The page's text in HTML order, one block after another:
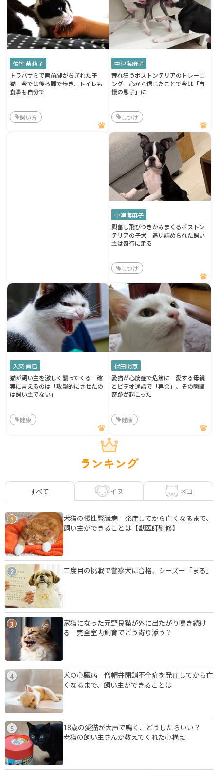
佐竹 茉莉子
トラバサミで両前脚がちぎれた子
猫 今では後ろ脚で歩き、トイレも
食事も自分で
飼い方
中津海麻子
荒れ狂うボストンテリアのトレーニ
ング 心から信じたことで今は「自
慢の息子」に
しつけ
中津海麻子
興奮し飛びつきかみまくるボストン
テリアの子犬 追い詰められた飼い
主は奇行に走る
しつけ
入交 眞巳
猫が飼い主を激しく襲ってくる 確
実に言えるのは「攻撃的にさせたの
は飼い主でない」
健康
保田明恵
愛猫が心筋症で危篤に 愛する母親
とビデオ通話で「再会」、その瞬間
奇跡が起こった
健康
ランキング
すべて イヌ ネコ
1
犬猫の慢性腎臓病 発症してから亡くなるまで、
飼い主ができることは【獣医師監修】
2 二度目の挑戦で警察犬に合格、シーズー「まる」
3
家猫になった元野良猫が外に出たがり鳴き続け
る 完全室内飼育でどう寄り添う？
4
犬の心臓病 僧帽弁閉鎖不全症を発症してから亡
くなるまで、飼い主ができることは
5
18歳の愛猫が大声で鳴く、どうしたらいい？
老猫の飼い主さんが教えてくれた心構え